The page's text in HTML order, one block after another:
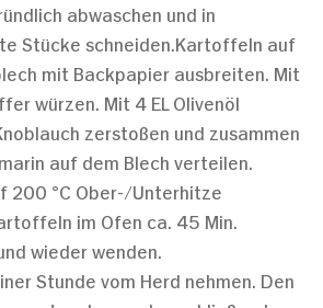
abwaschen und in
Stücke schneiden.Kartoffeln auf
mit Backpapier ausbreiten. Mit
würzen. Mit 4 EL Olivenöl
zerstoßen und zusammen
auf dem Blech verteilen.
200 °C Ober-/Unterhitze
im Ofen ca. 45 Min.
wieder wenden.
Stunde vom Herd nehmen. Den